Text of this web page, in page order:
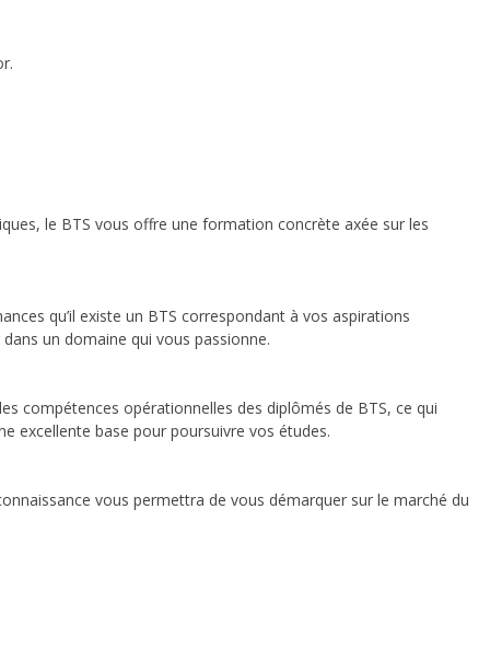
le BTS vous offre une formation concrète axée sur les
qu’il existe un BTS correspondant à vos aspirations
un domaine qui vous passionne.
compétences opérationnelles des diplômés de BTS, ce qui
excellente base pour poursuivre vos études.
vous permettra de vous démarquer sur le marché du